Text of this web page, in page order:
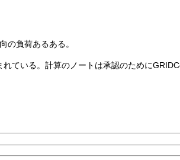
の負荷あるある。
ている。計算のノートは承認のために